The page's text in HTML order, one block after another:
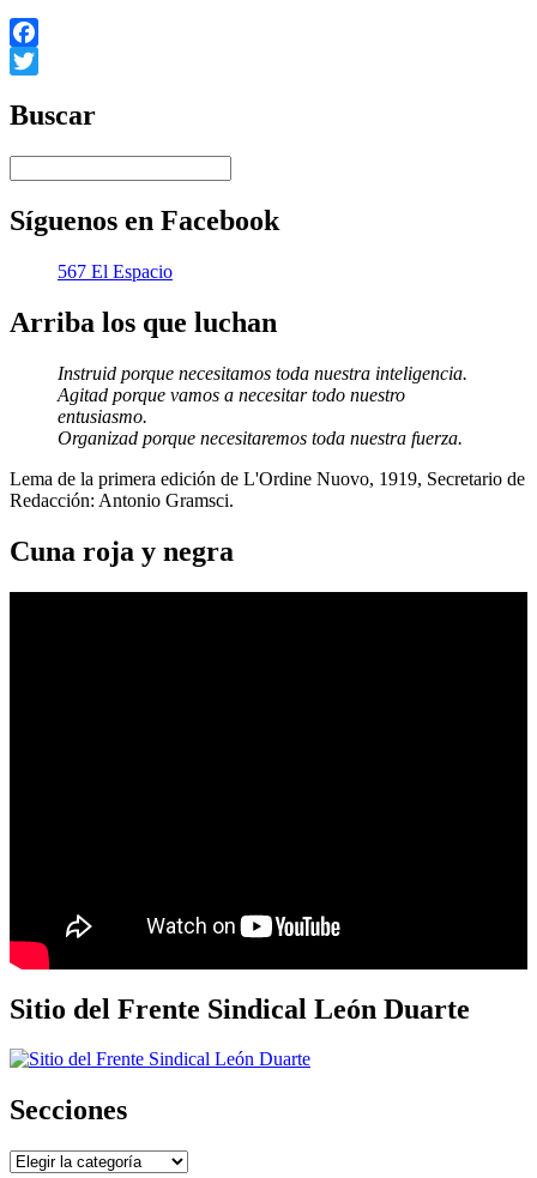
Facebook
Buscar
Síguenos en Facebook
567 El Espacio
Arriba los que luchan
Instruid porque necesitamos toda nuestra inteligencia.
Agitad porque vamos a necesitar todo nuestro
entusiasmo.
Organizad porque necesitaremos toda nuestra fuerza.
Lema de la primera edición de L'Ordine Nuovo, 1919, Secretario de
Redacción: Antonio Gramsci.
Cuna roja y negra
Sitio del Frente Sindical León Duarte
Secciones
Secciones